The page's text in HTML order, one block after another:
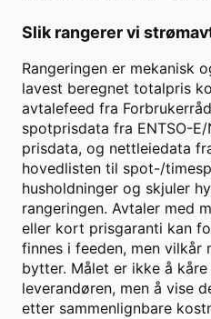
Slik rangerer vi
Rangeringen er mekanisk
lavest beregnet totalpris
avtalefeed fra
spotprisdata fra ENTSO-
prisdata, og nettleiedata
hovedlisten til spot-/
husholdninger og skjuler
rangeringen. Avtaler med
eller kort prisgaranti kan
finnes i feeden, men vilkår
bytter. Målet er ikke å
leverandøren, men å vise
etter sammenlignbare